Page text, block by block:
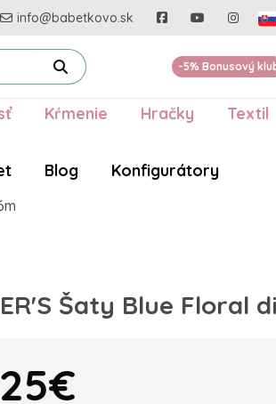
info@babetkovo.sk
-5% Bonusový
Kŕmenie Hračky Textil
Blog Konfigurátory
Šaty Blue Floral